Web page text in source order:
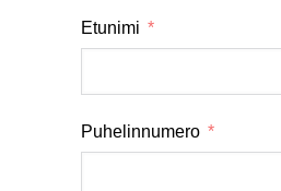
Etunimi
Puhelinnumero